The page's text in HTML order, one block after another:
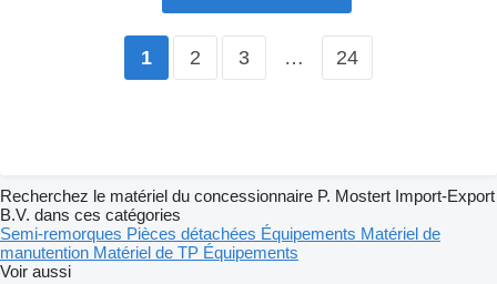
1 2 3 … 24
Recherchez le matériel du concessionnaire P. Mostert Import-Export
B.V. dans ces catégories
Semi-remorques Pièces détachées Équipements Matériel de
manutention Matériel de TP Équipements
Voir aussi